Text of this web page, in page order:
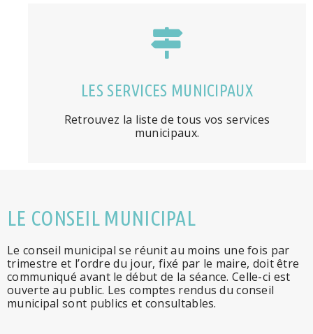
LES SERVICES MUNICIPAUX
Retrouvez la liste de tous vos services
municipaux.
LE CONSEIL MUNICIPAL
Le conseil municipal se réunit au moins une fois par
trimestre et l’ordre du jour, fixé par le maire, doit être
communiqué avant le début de la séance. Celle-ci est
ouverte au public. Les comptes rendus du conseil
municipal sont publics et consultables.